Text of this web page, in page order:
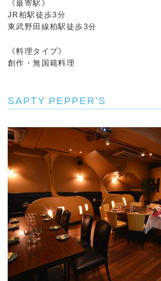
《最寄駅》
JR柏駅徒歩3分
東武野田線柏駅徒歩3分
《料理タイプ》
創作・無国籍料理
SAPTY PEPPER’S